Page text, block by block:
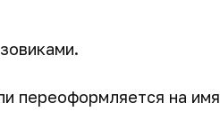
переоформляется на имя